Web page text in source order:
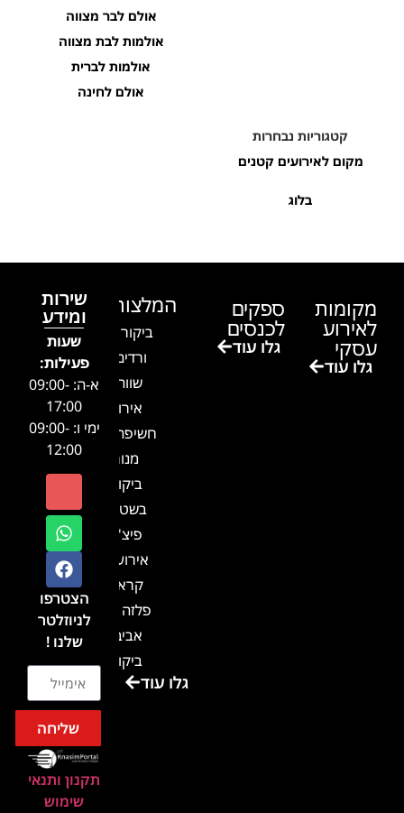
אולם לבר מצווה
אולמות לבת מצווה
אולמות לברית
אולם לחינה
קטגוריות נבחרות
מקום לאירועים קטנים
בלוג
מקומות
לאירוע
עסקי
גלו עוד
ספקים
לכנסים
גלו עוד
המלצות
ביקור בגן
ורדים –
שווה!!
אירוע
חשיפה- זיו
מנור
ביקור
בשטח-
פיצ'ר
אירועים
קראון
פלזה תל
אביב-
ביקור
בכנס
והתעשייתי
גלו עוד
שירות
ומידע
שעות
פעילות:
א-ה: 09:00-
17:00
ימי ו: 09:00-
12:00
הצטרפו
לניוזלטר
שלנו !
שליחה
תקנון ותנאי
שימוש